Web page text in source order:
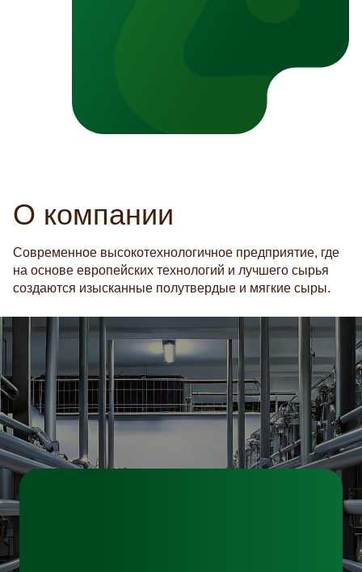
О компании
Современное высокотехнологичное предприятие, где
на основе европейских технологий и лучшего сырья
создаются изысканные полутвердые и мягкие сыры.